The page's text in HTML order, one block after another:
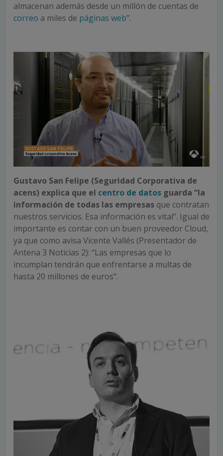
almacenan además desde un millón de cuentas de
correo a miles de páginas web”.
Gustavo San Felipe (Seguridad Corporativa de
acens) explica que el centro de datos guarda “la
información de todas las empresas que contratan
nuestros servicios. Esa información es vital”. Igual de
importante es contar con un buen proveedor Cloud,
ya que como avisa Vicente Vallés (Presentador de
Antena 3 Noticias 2): “Las empresas que lo
incumplan tendrán que enfrentarse a multas de
hasta 20 millones de euros”.